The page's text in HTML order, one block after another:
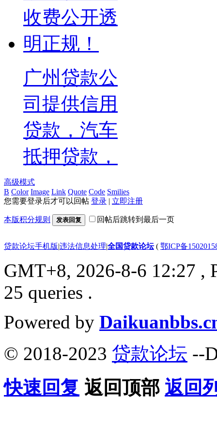
广州贷款公
司提供信用
贷款，汽车
抵押贷款，
高级模式
B Color Image Link Quote Code Smilies
您需要登录后才可以回帖 登录 | 立即注册
本版积分规则 发表回复 回帖后跳转到最后一页
贷款论坛手机版|违法信息处理|全国贷款论坛( 鄂ICP备
GMT+8, 2026-8-6 12:27 ,
25 queries .
Powered by
© 2018-2023 贷款论坛 --
快速回复 返回顶部 返回